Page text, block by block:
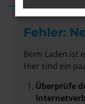
Fehler:
Beim Laden ist
Hier sind ein
Überprüfe